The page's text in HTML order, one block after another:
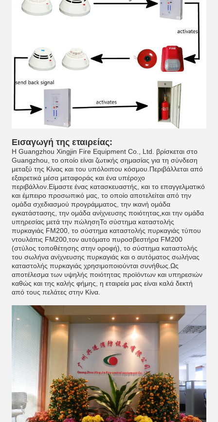
Εισαγωγή της εταιρείας:
Η Guangzhou Xingjin Fire Equipment Co., Ltd. βρίσκεται στο
Guangzhou, το οποίο είναι ζωτικής σημασίας για τη σύνδεση
μεταξύ της Κίνας και του υπόλοιπου κόσμου.Περιβάλλεται από
εξαιρετικά μέσα μεταφοράς και ένα υπέροχο
περιβάλλον.Είμαστε ένας κατασκευαστής, και το επαγγελματικό
και έμπειρο προσωπικό μας, το οποίο αποτελείται από την
ομάδα σχεδιασμού προγράμματος, την ικανή ομάδα
εγκατάστασης, την ομάδα ανίχνευσης ποιότητας,και την ομάδα
υπηρεσίας μετά την πώλησηΤο σύστημα καταστολής
πυρκαγιάς FM200, το σύστημα καταστολής πυρκαγιάς τύπου
ντουλάπις FM200,τον αυτόματο πυροσβεστήρα FM200
(στύλος τοποθέτησης στην οροφή), το σύστημα καταστολής
του σωλήνα ανίχνευσης πυρκαγιάς και ο αυτόματος σωλήνας
καταστολής πυρκαγιάς χρησιμοποιούνται συνήθως.Ως
αποτέλεσμα των υψηλής ποιότητας προϊόντων και υπηρεσιών
καθώς και της καλής φήμης, η εταιρεία μας είναι καλά δεκτή
από τους πελάτες στην Κίνα.